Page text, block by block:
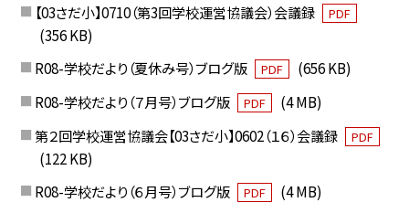
【03さだ小】0710（第3回学校運営協議会）会議録 PDF
(356 KB)
R08-学校だより（夏休み号）ブログ版
PDF
(656 KB)
R08-学校だより（７月号）ブログ版
PDF
(4 MB)
第２回学校運営協議会【03さだ小】0602（１６）会議録
PDF
(122 KB)
R08-学校だより（６月号）ブログ版
PDF
(4 MB)